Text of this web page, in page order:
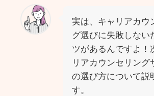
実は、キャリアカウ
グ選びに失敗しない
ツがあるんですよ！
リアカウンセリング
の選び方について説
す。